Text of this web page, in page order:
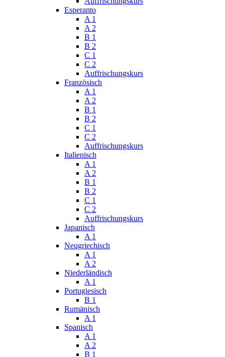
Esperanto
A 1
A 2
B 1
B 2
C 1
C 2
Auffrischungskurs
Französisch
A 1
A 2
B 1
B 2
C 1
C 2
Auffrischungskurs
Italienisch
A 1
A 2
B 1
B 2
C 1
C 2
Auffrischungskurs
Japanisch
A 1
Neugriechisch
A 1
A 2
Niederländisch
A 1
Portugiesisch
B 1
Rumänisch
A 1
Spanisch
A 1
A 2
B 1